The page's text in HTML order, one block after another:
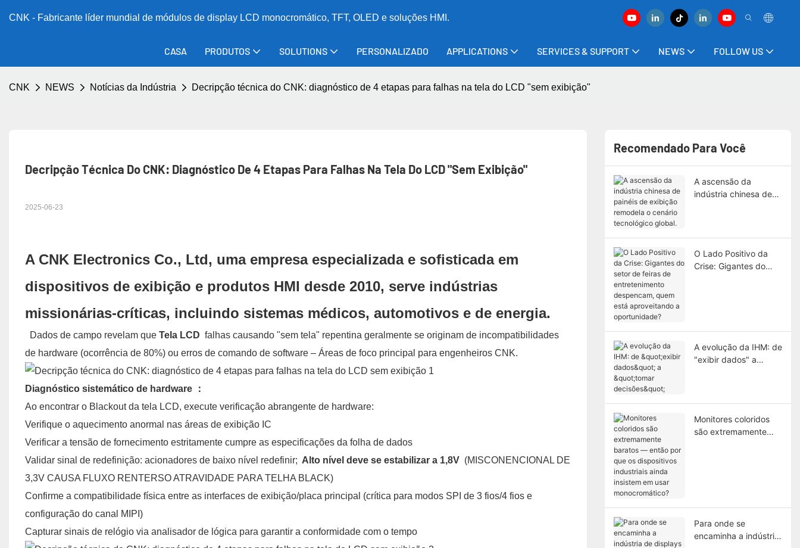
CNK - Fabricante líder mundial de módulos de display LCD monocromático, TFT, OLED e soluções HMI.
CASA PRODUTOS SOLUTIONS PERSONALIZADO APPLICATIONS SERVICES & SUPPORT NEWS FOLLOW US
CNK NEWS Notícias da Indústria Decripção técnica do CNK: diagnóstico de 4 etapas para falhas na tela do LCD "sem exibição"
Decripção Técnica Do CNK: Diagnóstico De 4 Etapas Para Falhas Na Tela Do LCD "sem Exibição"
2025-06-23
A CNK Electronics Co., Ltd, uma empresa especializada e sofisticada em
dispositivos de exibição e produtos HMI desde 2010, serve indústrias
missionárias-críticas, incluindo sistemas médicos, automotivos e de energia.
Dados de campo revelam que Tela LCD falhas causando "sem tela" repentina geralmente se originam de incompatibilidades
de hardware (ocorrência de 80%) ou erros de comando de software – Áreas de foco principal para engenheiros CNK.
Diagnóstico sistemático de hardware
：
Ao encontrar o Blackout da tela LCD, execute verificação abrangente de hardware:
Verifique o aquecimento anormal nas áreas de exibição IC
Verificar a tensão de fornecimento estritamente cumpre as especificações da folha de dados
Validar sinal de redefinição: acionadores de baixo nível redefinir; Alto nível deve se estabilizar a 1,8V (MISCONENCIONAL DE
3,3V CAUSA FLUXO RENTERSO ATRAVIDADE PARA TELHA BLACK)
Confirme a compatibilidade física entre as interfaces de exibição/placa principal (crítica para modos SPI de 3 fios/4 fios e
configuração do canal MIPI)
Capturar sinais de relógio via analisador de lógica para garantir a conformidade com o tempo
Recomendado Para Você
A ascensão da
indústria chinesa de
O Lado Positivo da
Crise: Gigantes do
A evolução da IHM: de
"exibir dados" a
Monitores coloridos
são extremamente
Para onde se
encaminha a indústria